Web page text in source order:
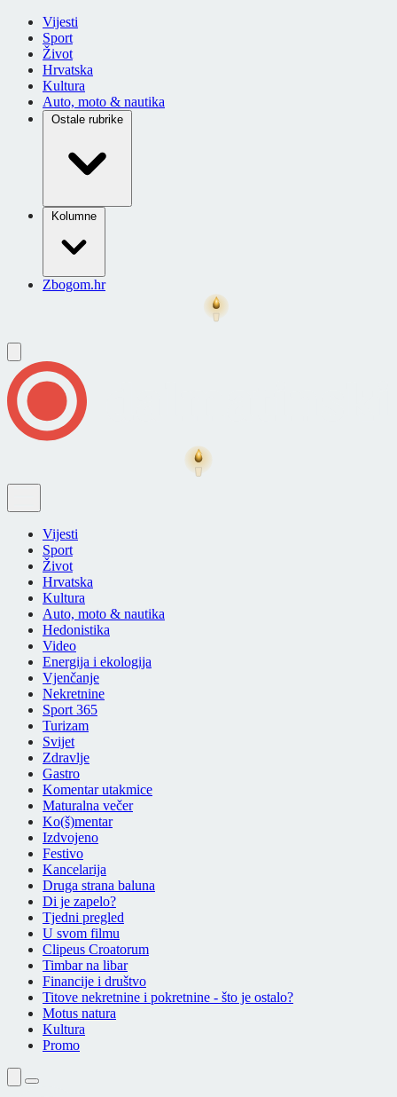
Vijesti
Sport
Život
Hrvatska
Kultura
Auto, moto & nautika
Ostale rubrike
Kolumne
Zbogom.hr
Vijesti
Sport
Život
Hrvatska
Kultura
Auto, moto & nautika
Hedonistika
Video
Energija i ekologija
Vjenčanje
Nekretnine
Sport 365
Turizam
Svijet
Zdravlje
Gastro
Komentar utakmice
Maturalna večer
Ko(š)mentar
Izdvojeno
Festivo
Kancelarija
Druga strana baluna
Di je zapelo?
Tjedni pregled
U svom filmu
Clipeus Croatorum
Timbar na libar
Financije i društvo
Titove nekretnine i pokretnine - što je ostalo?
Motus natura
Kultura
Promo